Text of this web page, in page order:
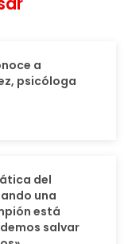
a
psicóloga
del
una
está
salvar